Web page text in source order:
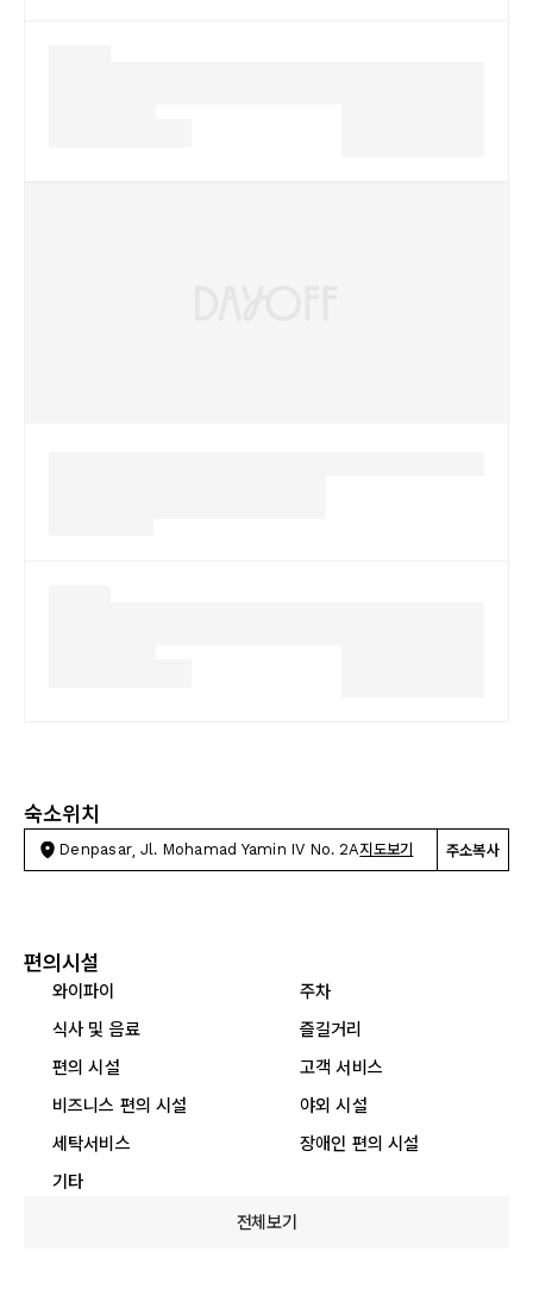
숙소위치
Denpasar, Jl. Mohamad Yamin IV No. 2A지도보기 주소복사
편의시설
와이파이
주차
식사 및 음료
즐길거리
편의 시설
고객 서비스
비즈니스 편의 시설
야외 시설
세탁서비스
장애인 편의 시설
기타
전체보기